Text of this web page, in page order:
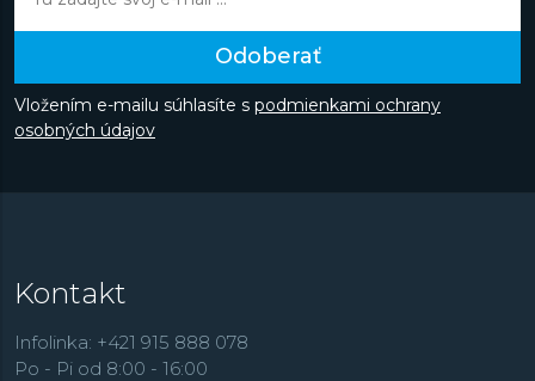
okrídlenými hodinami v logu veľmi často sprevádzala.
odohráva vo vzduchu, na mori alebo je skryté za
Odoberať
Vložením e-mailu súhlasíte s podmienkami ochrany
osobných údajov
Kontakt
Infolinka: +421 915 888 078
Po - Pi od 8:00 - 16:00